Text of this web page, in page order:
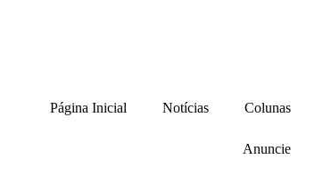
Página Inicial Notícias Colunas
Anuncie